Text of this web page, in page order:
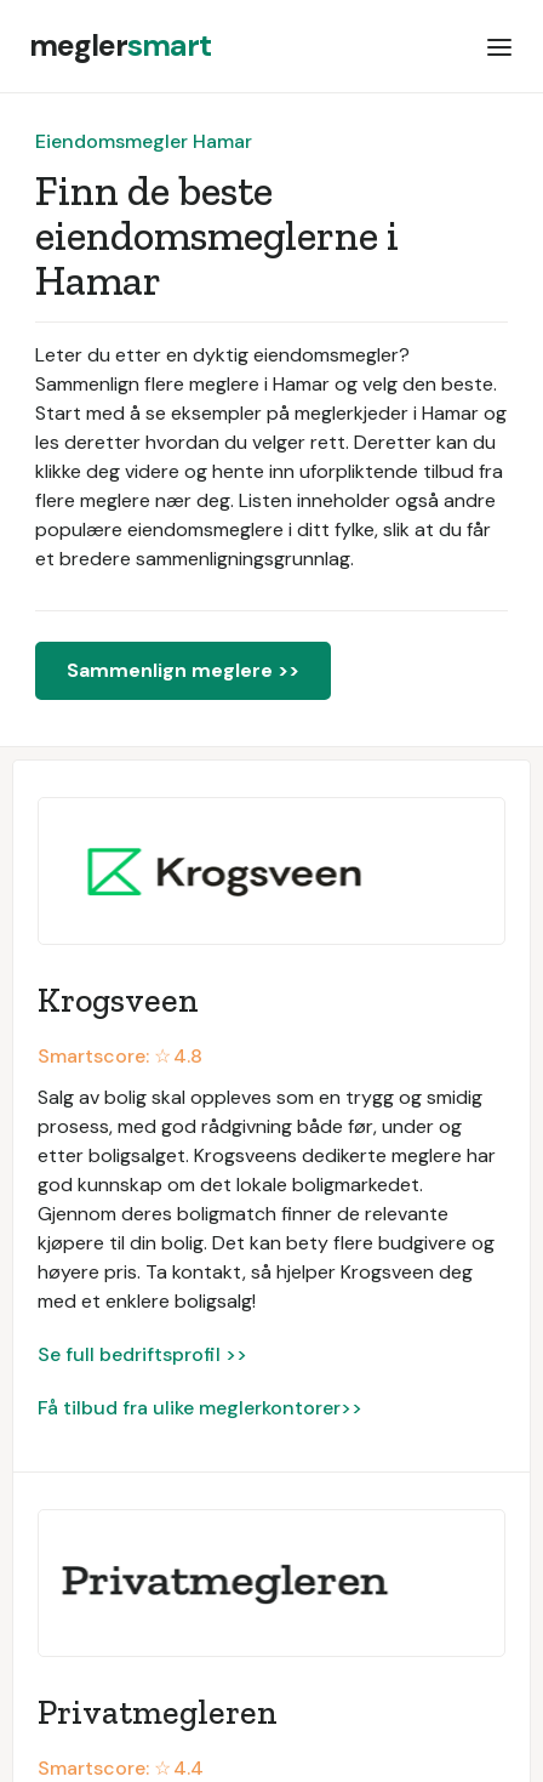
meglersmart
Eiendomsmegler Hamar
Finn de beste
eiendomsmeglerne i
Hamar
Leter du etter en dyktig eiendomsmegler?
Sammenlign flere meglere i Hamar og velg den beste.
Start med å se eksempler på meglerkjeder i Hamar og
les deretter hvordan du velger rett. Deretter kan du
klikke deg videre og hente inn uforpliktende tilbud fra
flere meglere nær deg. Listen inneholder også andre
populære eiendomsmeglere i ditt fylke, slik at du får
et bredere sammenligningsgrunnlag.
Sammenlign meglere >>
Krogsveen
Smartscore: ☆4.8
Salg av bolig skal oppleves som en trygg og smidig
prosess, med god rådgivning både før, under og
etter boligsalget. Krogsveens dedikerte meglere har
god kunnskap om det lokale boligmarkedet.
Gjennom deres boligmatch finner de relevante
kjøpere til din bolig. Det kan bety flere budgivere og
høyere pris. Ta kontakt, så hjelper Krogsveen deg
med et enklere boligsalg!
Se full bedriftsprofil >>
Få tilbud fra ulike meglerkontorer>>
Privatmegleren
Smartscore: ☆4.4